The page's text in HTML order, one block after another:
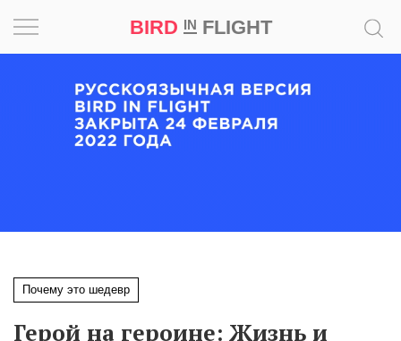
BIRD INFLIGHT
Почему это шедевр
Герой на героине: Жизнь и